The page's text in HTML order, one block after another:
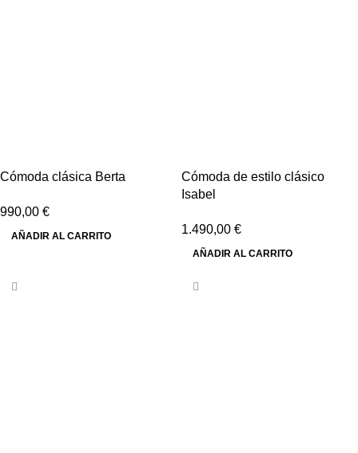
Cómoda clásica Berta
990,00 €
AÑADIR AL CARRITO
Cómoda de estilo clásico
Isabel
1.490,00 €
AÑADIR AL CARRITO